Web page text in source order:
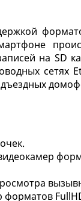
на SD
форматов